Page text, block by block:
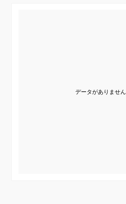
データがありません